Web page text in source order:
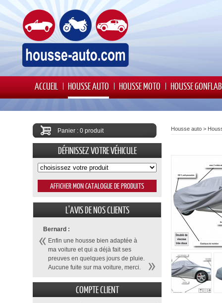
ACCUEIL HOUSSE AUTO HOUSSE MOTO HOUSSE
Housse auto >
Panier : 0 produit
DÉFINISSEZ VOTRE VÉHICULE
L'AVIS DE NOS CLIENTS
Bernard :
Enfin une housse bien adaptée à
ma voiture et qui a déjà fait ses
preuves en quelques jours de pluie.
Aucune fuite sur ma voiture, merci.
COMPTE CLIENT